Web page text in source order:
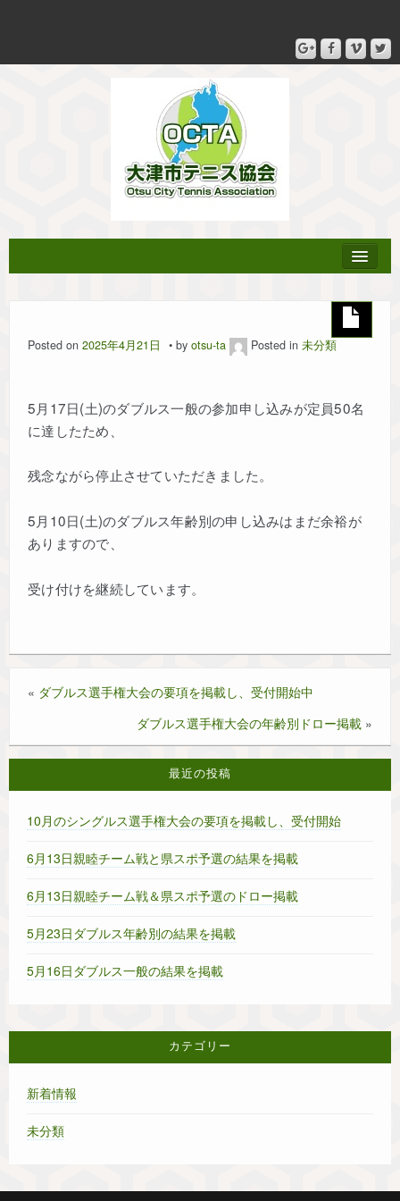
協会概要
リンク
個人情報保護について
今年度の試合情報
過去大会結果～2024～
過去大会結果 ～2022～
Posted on 2025年4月21日 by otsu-ta Posted in 未分類
5月17日(土)のダブルス一般の参加申し込みが定員50名
に達したため、
残念ながら停止させていただきました。
5月10日(土)のダブルス年齢別の申し込みはまだ余裕が
ありますので、
受け付けを継続しています。
« ダブルス選手権大会の要項を掲載し、受付開始中
ダブルス選手権大会の年齢別ドロー掲載 »
最近の投稿
10月のシングルス選手権大会の要項を掲載し、受付開始
6月13日親睦チーム戦と県スポ予選の結果を掲載
6月13日親睦チーム戦＆県スポ予選のドロー掲載
5月23日ダブルス年齢別の結果を掲載
5月16日ダブルス一般の結果を掲載
カテゴリー
新着情報
未分類